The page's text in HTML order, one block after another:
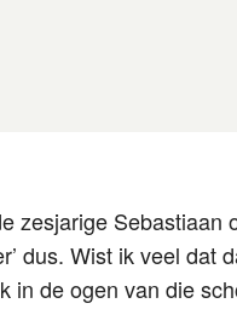
zesjarige Sebastiaan
dus. Wist ik veel dat
in de ogen van die